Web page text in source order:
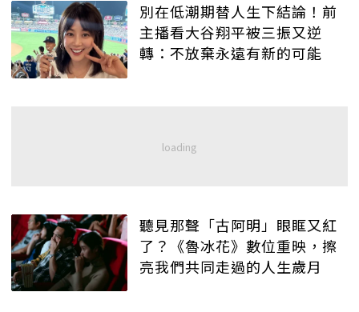
別在低潮期替人生下結論！前
主播看大谷翔平被三振又逆
轉：不放棄永遠有新的可能
聽見那聲「古阿明」眼眶又紅
了？《魯冰花》數位重映，擦
亮我們共同走過的人生歲月